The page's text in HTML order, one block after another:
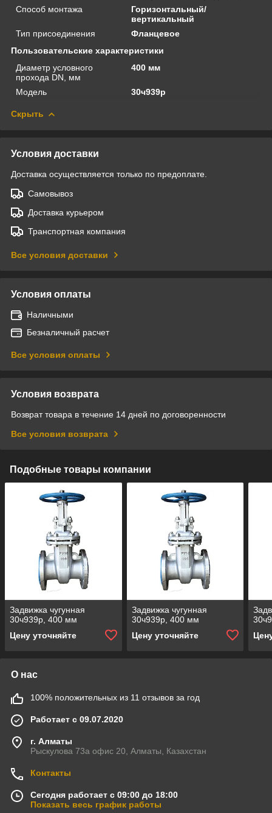
Способ монтажа
Горизонтальный/
вертикальный
Тип присоединения
Фланцевое
Пользовательские характеристики
Диаметр условного
прохода DN, мм
400 мм
Модель 30ч939р
Скрыть
Условия доставки
Доставка осуществляется только по предоплате.
Самовывоз
Доставка курьером
Транспортная компания
Все условия доставки
Условия оплаты
Наличными
Безналичный расчет
Все условия оплаты
Условия возврата
Возврат товара в течение 14 дней по договоренности
Все условия возврата
Подобные товары компании
Задвижка чугунная
30ч939р, 400 мм
Цену уточняйте
Задвижка чугунная
30ч939р, 400 мм
Цену уточняйте
О нас
100% положительных из 11 отзывов за год
Работает с 09.07.2020
г. Алматы
Рыскулова 73а офис 20, Алматы, Казахстан
Контакты
Сегодня работает с 09:00 до 18:00
Показать весь график работы